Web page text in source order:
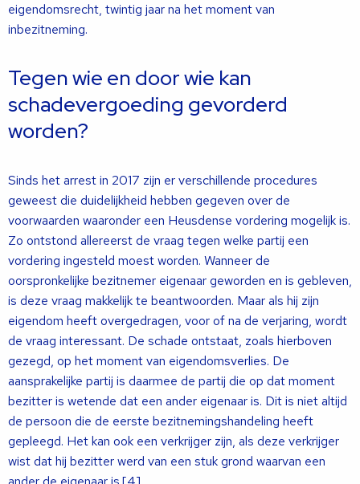
eigendomsrecht, twintig jaar na het moment van
inbezitneming.
Tegen wie en door wie kan
schadevergoeding gevorderd
worden?
Sinds het arrest in 2017 zijn er verschillende procedures
geweest die duidelijkheid hebben gegeven over de
voorwaarden waaronder een Heusdense vordering mogelijk is.
Zo ontstond allereerst de vraag tegen welke partij een
vordering ingesteld moest worden. Wanneer de
oorspronkelijke bezitnemer eigenaar geworden en is gebleven,
is deze vraag makkelijk te beantwoorden. Maar als hij zijn
eigendom heeft overgedragen, voor of na de verjaring, wordt
de vraag interessant. De schade ontstaat, zoals hierboven
gezegd, op het moment van eigendomsverlies. De
aansprakelijke partij is daarmee de partij die op dat moment
bezitter is wetende dat een ander eigenaar is. Dit is niet altijd
de persoon die de eerste bezitnemingshandeling heeft
gepleegd. Het kan ook een verkrijger zijn, als deze verkrijger
wist dat hij bezitter werd van een stuk grond waarvan een